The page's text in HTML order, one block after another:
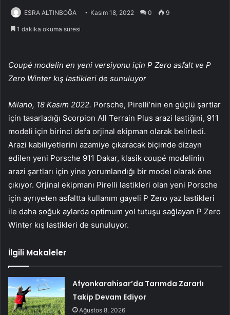
ESRA ALTINBOĞA Kasım 18, 2022 0 9
1 dakika okuma süresi
Coupé modelin en yeni versiyonu için P Zero asfalt ve P
Zero Winter kış lastikleri de sunuluyor
Milano, 18 Kasım 2022. Porsche, Pirelli’nin en güçlü şartlar
için tasarladığı Scorpion All Terrain Plus arazi lastiğini, 911
modeli için birinci defa orjinal ekipman olarak belirledi.
Arazi kabiliyetlerini azamiye çıkaracak biçimde dizayn
edilen yeni Porsche 911 Dakar, klasik coupé modelinin
arazi şartları için yine yorumlandığı bir model olarak öne
çıkıyor. Orjinal ekipmanı Pirelli lastikleri olan yeni Porsche
için ayrıyeten asfaltta kullanım gayeli P Zero yaz lastikleri
ile daha soğuk aylarda optimum yol tutuşu sağlayan P Zero
Winter kış lastikleri de sunuluyor.
İlgili Makaleler
Afyonkarahisar’da Tarımda Zararlı
Takip Devam Ediyor
Ağustos 8, 2026